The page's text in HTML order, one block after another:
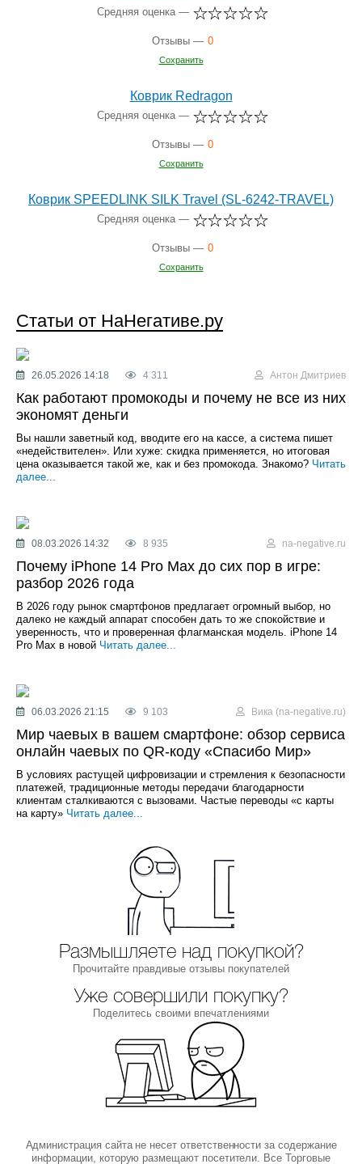
Средняя оценка —
Отзывы — 0
Сохранить
Коврик Redragon
Средняя оценка —
Отзывы — 0
Сохранить
Коврик SPEEDLINK SILK Travel (SL-6242-TRAVEL)
Средняя оценка —
Отзывы — 0
Сохранить
Статьи от НаНегативе.ру
26.05.2026 14:18 4 311 Антон Дмитриев
Как работают промокоды и почему не все из них
экономят деньги
Вы нашли заветный код, вводите его на кассе, а система пишет
«недействителен». Или хуже: скидка применяется, но итоговая
цена оказывается такой же, как и без промокода. Знакомо? Читать
далее...
08.03.2026 14:32 8 935 na-negative.ru
Почему iPhone 14 Pro Max до сих пор в игре:
разбор 2026 года
В 2026 году рынок смартфонов предлагает огромный выбор, но
далеко не каждый аппарат способен дать то же спокойствие и
уверенность, что и проверенная флагманская модель. iPhone 14
Pro Max в новой Читать далее...
06.03.2026 21:15 9 103 Вика (na-negative.ru)
Мир чаевых в вашем смартфоне: обзор сервиса
онлайн чаевых по QR-коду «Спасибо Мир»
В условиях растущей цифровизации и стремления к безопасности
платежей, традиционные методы передачи благодарности
клиентам сталкиваются с вызовами. Частые переводы «с карты
на карту» Читать далее...
Размышляете над покупкой?
Прочитайте правдивые отзывы покупателей
Уже совершили покупку?
Поделитесь своими впечатлениями
Администрация сайта не несет ответственности за содержание
информации, которую размещают посетители. Все Торговые